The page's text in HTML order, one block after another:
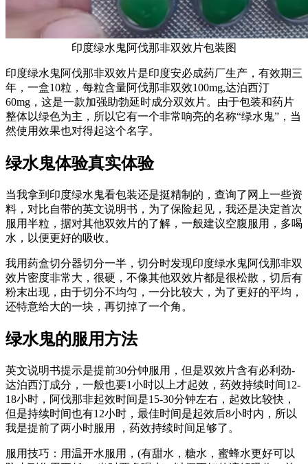
印度绿水鬼阿伐那非双效片包装图
印度绿水鬼阿伐那非双效片是印度安必成药厂生产，有效期三
年，一盒10粒，每粒含量阿伐那非双效100mg,达泊西汀
60mg，这是一款加强助勃延时成分双效片。由于包装和药片
整体以绿色为主，所以它有一个非常响亮的名称“绿水鬼”，当
然使用效果也对得起这个名字。
绿水鬼体验真实体验
当我拿到印度绿水鬼看包装还是挺精制的，查询了网上一些资
料，对比自带的英文说明书，为了保险起见，我还是决定首次
服用半粒，据对其他双效片的了解，一般建议空腹服用，多喝
水，以便更好的吸收。
我用药盒切分器切分一半，切分时发现印度绿水鬼阿伐那非双
效片密度非常大，很硬，不像其他双效片都是很松散，切后有
粉末出现，由于切分不均匀，一分比较大，为了更好的平均，
还特意给大的一块，再切掉了一个角。
绿水鬼的服用方法
英文说明书提示是提前30分钟服用，但是双效片含有必利劲-
达泊西汀成分，一般也要1小时以上才起效，药效持续时间12-
18小时，阿伐那非起效时间是15-30分钟左右，起效比较快，
但是持续时间也有12小时，最佳时间是起效后8小时内，所以
我是提前了两小时服用 ，药效持续时间足够了。
服用技巧：用温开水服用，(有甜水，糖水，蜜蜂水更好可以